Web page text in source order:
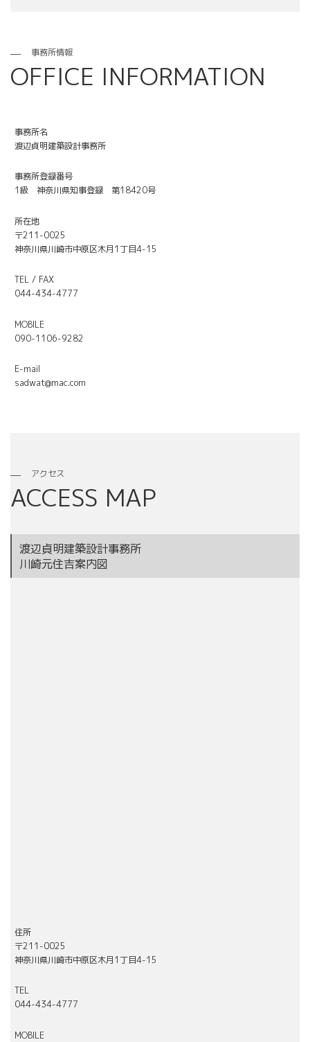
事務所情報
OFFICE INFORMATION
事務所名
渡辺貞明建築設計事務所
事務所登録番号
1級 神奈川県知事登録 第18420号
所在地
〒211-0025
神奈川県川崎市中原区木月1丁目4-15
TEL / FAX
044-434-4777
MOBILE
090-1106-9282
E-mail
sadwat@mac.com
アクセス
ACCESS MAP
渡辺貞明建築設計事務所
川崎元住吉案内図
住所
〒211-0025
神奈川県川崎市中原区木月1丁目4-15
TEL
044-434-4777
MOBILE